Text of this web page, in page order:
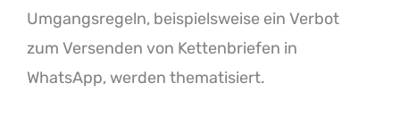
Umgangsregeln, beispielsweise ein Verbot
zum Versenden von Kettenbriefen in
WhatsApp, werden thematisiert.